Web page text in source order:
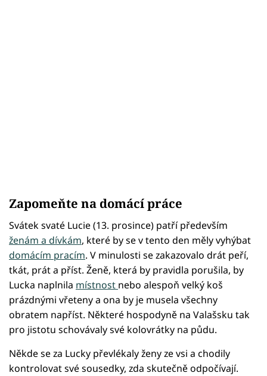
Zapomeňte na domácí práce
Svátek svaté Lucie (13. prosince) patří především
ženám a dívkám, které by se v tento den měly vyhýbat
domácím pracím. V minulosti se zakazovalo drát peří,
tkát, prát a příst. Ženě, která by pravidla porušila, by
Lucka naplnila místnost nebo alespoň velký koš
prázdnými vřeteny a ona by je musela všechny
obratem napříst. Některé hospodyně na Valašsku tak
pro jistotu schovávaly své kolovrátky na půdu.
Někde se za Lucky převlékaly ženy ze vsi a chodily
kontrolovat své sousedky, zda skutečně odpočívají.